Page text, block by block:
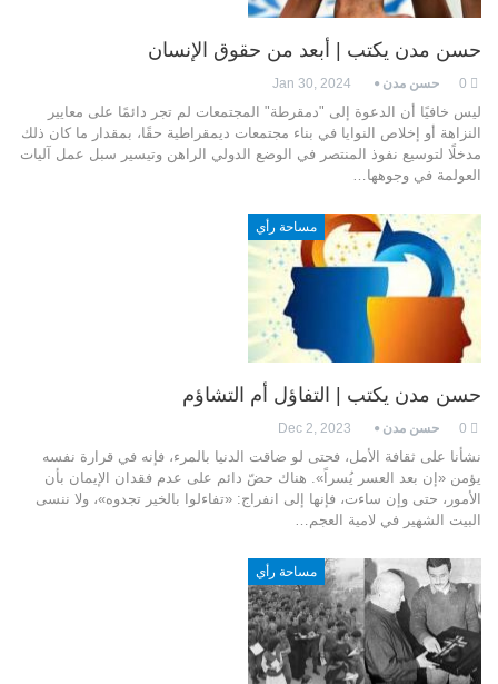
حسن مدن يكتب | أبعد من حقوق الإنسان
حسن مدن Jan 30, 2024
ليس خافيًا أن الدعوة إلى "دمقرطة" المجتمعات لم تجر دائمًا على معايير
النزاهة أو إخلاص النوايا في بناء مجتمعات ديمقراطية حقًا، بمقدار ما كان ذلك
مدخلًا لتوسيع نفوذ المنتصر في الوضع الدولي الراهن وتيسير سبل عمل آليات
العولمة في وجوهها…
مساحة رأي
حسن مدن يكتب | التفاؤل أم التشاؤم
حسن مدن Dec 2, 2023
نشأنا على ثقافة الأمل، فحتى لو ضاقت الدنيا بالمرء، فإنه في قرارة نفسه
يؤمن «إن بعد العسر يُسراً». هناك حضّ دائم على عدم فقدان الإيمان بأن
الأمور، حتى وإن ساءت، فإنها إلى انفراج: «تفاءلوا بالخير تجدوه»، ولا ننسى
البيت الشهير في لامية العجم…
مساحة رأي